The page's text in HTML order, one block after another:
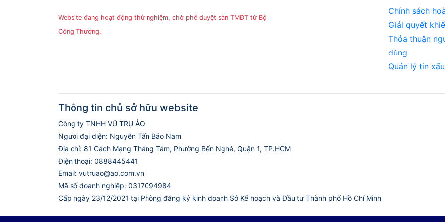
Website đang hoạt động thử nghiệm, chờ phê duyệt sàn TMĐT từ Bộ
Công Thương.
Chính sách
Giải quyết
Thỏa thuận
dùng
Quản lý tin xấu
Thông tin chủ sở hữu website
Công ty TNHH VŨ TRỤ ẢO
Người đại diện: Nguyễn Tấn Bảo Nam
Địa chỉ: 81 Cách Mạng Tháng Tám, Phường Bến Nghé, Quận 1, TP.HCM
Điện thoại: 0888445441
Email: vutruao@ao.com.vn
Mã số doanh nghiệp: 0317094984
Cấp ngày 23/12/2021 tại Phòng đăng ký kinh doanh Sở Kế hoạch và Đầu tư Thành phố Hồ Chí Minh